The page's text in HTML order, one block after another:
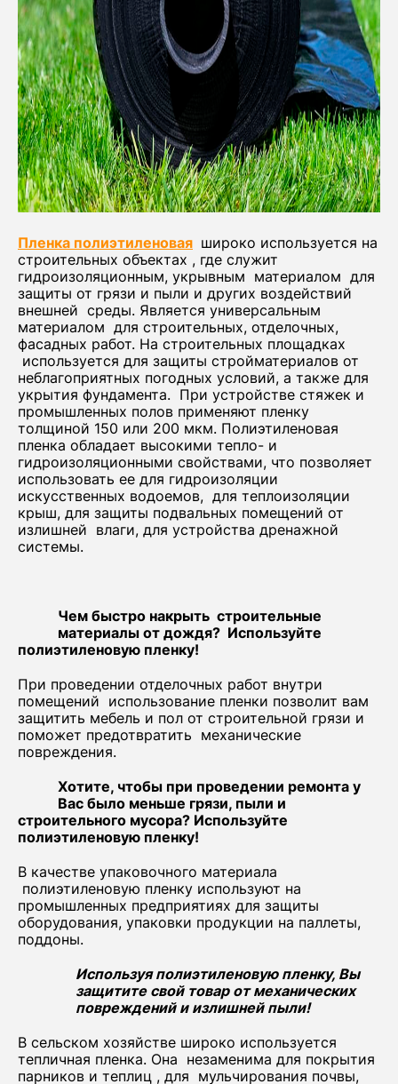
Пленка полиэтиленовая широко используется на
строительных объектах , где служит
гидроизоляционным, укрывным материалом для
защиты от грязи и пыли и других воздействий
внешней среды. Является универсальным
материалом для строительных, отделочных,
фасадных работ. На строительных площадках
используется для защиты стройматериалов от
неблагоприятных погодных условий, а также для
укрытия фундамента. При устройстве стяжек и
промышленных полов применяют пленку
толщиной 150 или 200 мкм. Полиэтиленовая
пленка обладает высокими тепло- и
гидроизоляционными свойствами, что позволяет
использовать ее для гидроизоляции
искусственных водоемов, для теплоизоляции
крыш, для защиты подвальных помещений от
излишней влаги, для устройства дренажной
системы.
Чем быстро накрыть строительные
материалы от дождя? Используйте
полиэтиленовую пленку!
При проведении отделочных работ внутри
помещений использование пленки позволит вам
защитить мебель и пол от строительной грязи и
поможет предотвратить механические
повреждения.
Хотите, чтобы при проведении ремонта у
Вас было меньше грязи, пыли и
строительного мусора? Используйте
полиэтиленовую пленку!
В качестве упаковочного материала
полиэтиленовую пленку используют на
промышленных предприятиях для защиты
оборудования, упаковки продукции на паллеты,
поддоны.
Используя полиэтиленовую пленку, Вы
защитите свой товар от механических
повреждений и излишней пыли!
В сельском хозяйстве широко используется
тепличная пленка. Она незаменима для покрытия
парников и теплиц , для мульчирования почвы,